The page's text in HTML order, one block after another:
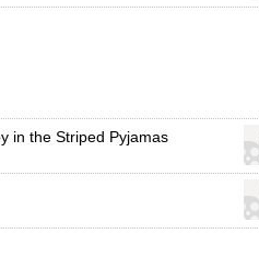
in the Striped Pyjamas